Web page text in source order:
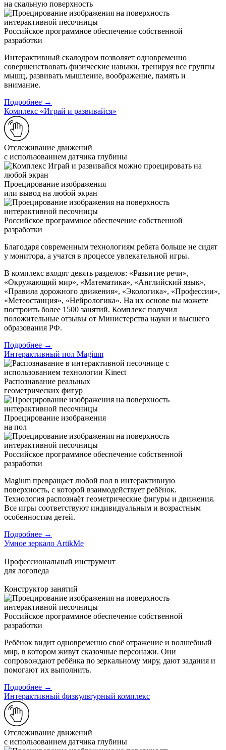
на скальную поверхность
Российское программное обеспечение собственной
разработки
Интерактивный скалодром позволяет одновременно
совершенствовать физические навыки, тренируя все группы
мышц, развивать мышление, воображение, память и
внимание.
Подробнее →
Комплекс «Играй и развивайся»
Отслеживание движений
с использованием датчика глубины
Проецирование изображения
или вывод на любой экран
Российское программное обеспечение собственной
разработки
Благодаря современным технологиям ребята больше не сидят
у монитора, а учатся в процессе увлекательной игры.
В комплекс входят девять разделов: «Развитие речи»,
«Окружающий мир», «Математика», «Английский язык»,
«Правила дорожного движения», «Экологика», «Профессии»,
«Метеостанция», «Нейрологика». На их основе вы можете
построить более 1500 занятий. Комплекс получил
положительные отзывы от Министерства науки и высшего
образования РФ.
Подробнее →
Интерактивный пол Magium
Распознавание реальных
геометрических фигур
Проецирование изображения
на пол
Российское программное обеспечение собственной
разработки
Magium превращает любой пол в интерактивную
поверхность, с которой взаимодействует ребёнок.
Технология распознаёт геометрические фигуры и движения.
Все игры соответствуют индивидуальным и возрастным
особенностям детей.
Подробнее →
Умное зеркало ArtikMe
Профессиональный инструмент
для логопеда
Конструктор занятий
Российское программное обеспечение собственной
разработки
Ребёнок видит одновременно своё отражение и волшебный
мир, в котором живут сказочные персонажи. Они
сопровождают ребёнка по зеркальному миру, дают задания и
помогают их выполнить.
Подробнее →
Интерактивный физкультурный комплекс
Отслеживание движений
с использованием датчика глубины